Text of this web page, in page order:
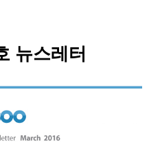
뉴스레터